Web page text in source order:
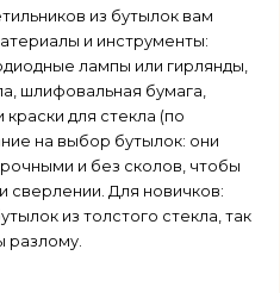
из бутылок вам
и инструменты:
лампы или гирлянды,
шлифовальная бумага,
для стекла (по
на выбор бутылок: они
и без сколов, чтобы
сверлении. Для новичков:
из толстого стекла, так
разлому.